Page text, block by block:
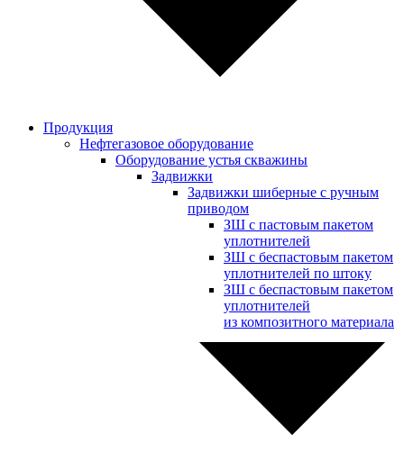
Продукция
Нефтегазовое оборудование
Оборудование устья скважины
Задвижки
Задвижки шиберные с ручным
приводом
ЗШ с пастовым пакетом
уплотнителей
ЗШ с беспастовым пакетом
уплотнителей по штоку
ЗШ с беспастовым пакетом
уплотнителей
из композитного материала